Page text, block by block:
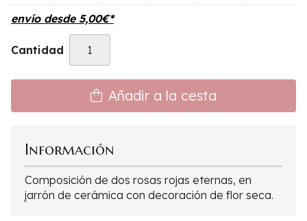
envío desde 5,00€*
Cantidad
Añadir a la cesta
Información
Composición de dos rosas rojas eternas, en
jarrón de cerámica con decoración de flor seca.